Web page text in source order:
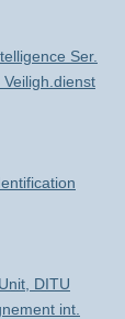
Ser.
DITU
int.